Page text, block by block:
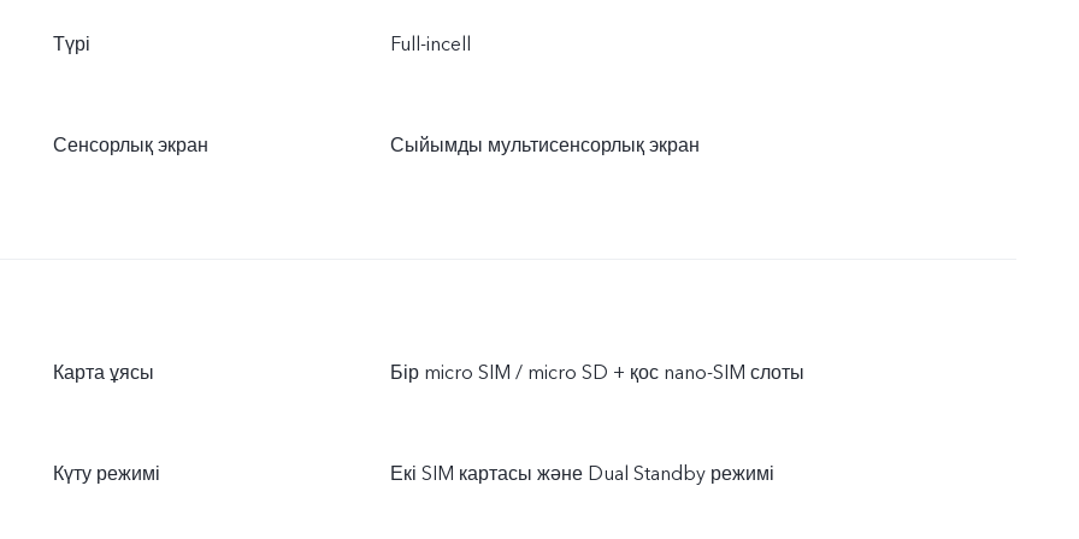
Түрі Full-incell
Сенсорлық экран Сыйымды мультисенсорлық экран
Карта ұясы Бір micro SIM / micro SD + қос nano-SIM слоты
Күту режимі Екі SIM картасы және Dual Standby режимі